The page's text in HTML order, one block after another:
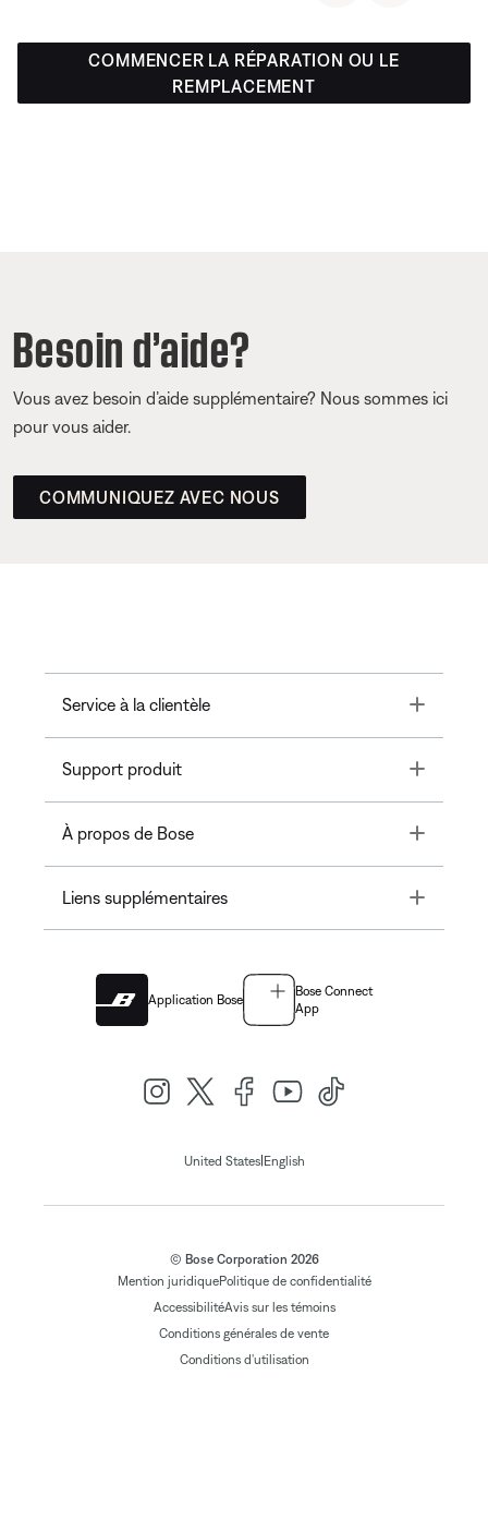
COMMENCER LA RÉPARATION OU LE
REMPLACEMENT
Besoin d’aide?
Vous avez besoin d’aide supplémentaire? Nous sommes ici
pour vous aider.
COMMUNIQUEZ AVEC NOUS
Service à la clientèle Toggle
Support produit Toggle
À propos de Bose Toggle
Liens supplémentaires Toggle
Application Bose
Bose Connect
App
United States| English
© Bose Corporation 2026
Mention juridiquePolitique de confidentialité
AccessibilitéAvis sur les témoins
Conditions générales de vente
Conditions d'utilisation